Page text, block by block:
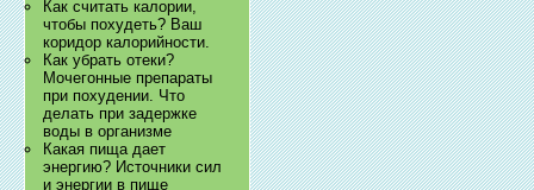
Как считать калории,
чтобы похудеть? Ваш
коридор калорийности.
Как убрать отеки?
Мочегонные препараты
при похудении. Что
делать при задержке
воды в организме
Какая пища дает
энергию? Источники сил
и энергии в пище